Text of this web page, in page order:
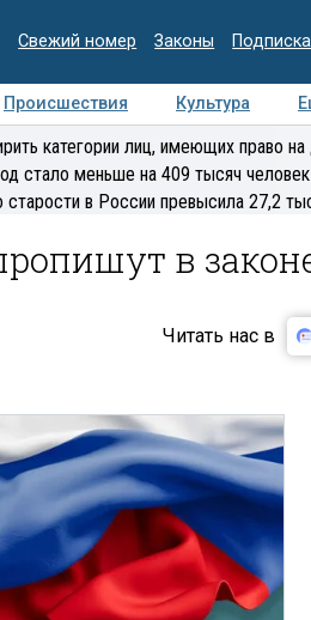
Свежий номер Законы Подписка
Происшествия Культура
Интервью
категории лиц, имеющих право на
стало меньше на 409 тысяч человек
в России превысила 27,2
в
Читать нас в